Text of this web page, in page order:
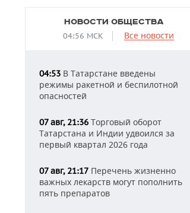
НОВОСТИ ОБЩЕСТВА
04:56 МСК Все новости
04:53 В Татарстане введены
режимы ракетной и беспилотной
опасностей
07 авг, 21:36 Торговый оборот
Татарстана и Индии удвоился за
первый квартал 2026 года
07 авг, 21:17 Перечень жизненно
важных лекарств могут пополнить
пять препаратов